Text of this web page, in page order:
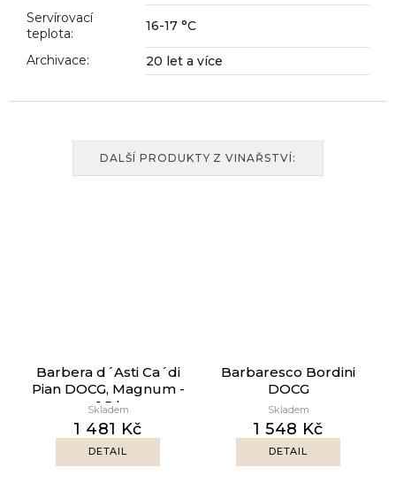
Servírovací
teplota: 16-17 °C
Archivace: 20 let a více
DALŠÍ PRODUKTY Z VINAŘSTVÍ:
Barbera d´Asti Ca´di
Pian DOCG, Magnum -
1.5 l
Skladem
1 481 Kč
DETAIL
Barbaresco Bordini
DOCG
Skladem
1 548 Kč
DETAIL